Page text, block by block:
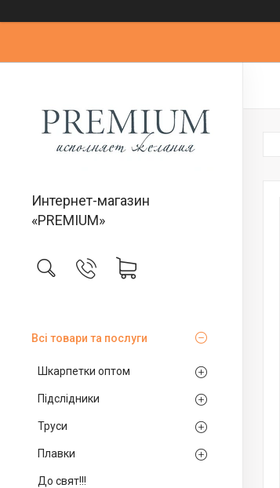
Интернет-магазин
«PREMIUM»
Всі товари та послуги
Шкарпетки оптом
Підслідники
Труси
Плавки
До свят!!!